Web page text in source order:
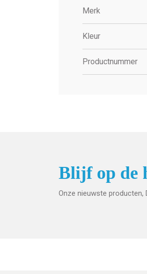
Merk
Kleur
Productnummer
Blijf op de
Onze nieuwste producten,